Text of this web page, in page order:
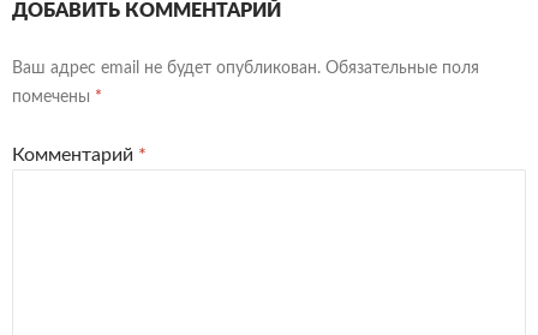
ДОБАВИТЬ КОММЕНТАРИЙ
Ваш адрес email не будет опубликован. Обязательные поля
помечены *
Комментарий *